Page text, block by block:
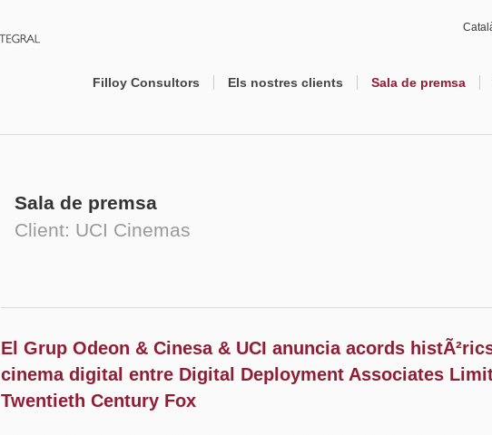
Filloy Consultors Els nostres clients Sala de premsa
Sala de premsa
Client: UCI Cinemas
El Grup Odeon & Cinesa & UCI anuncia acords
cinema digital entre Digital Deployment Associates
Twentieth Century Fox